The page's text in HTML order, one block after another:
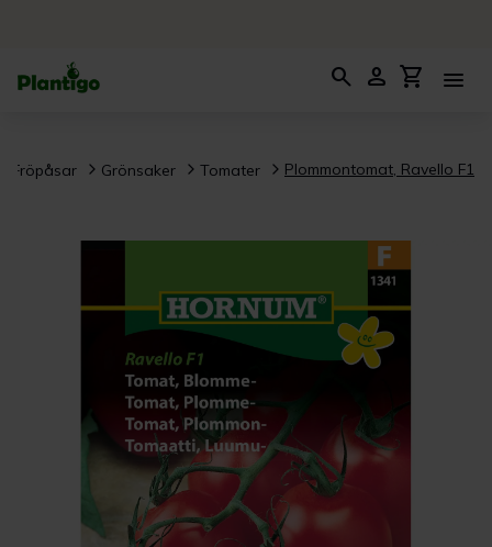
search person shopping_cart menu
Fröpåsar Grönsaker Tomater Plommontomat, Ravello F1